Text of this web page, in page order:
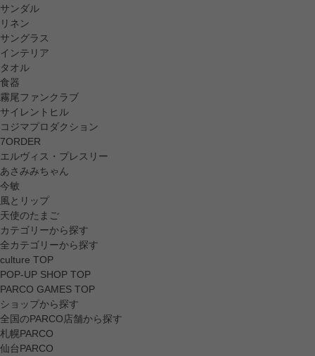
サンダル
リネン
サングラス
インテリア
タオル
食器
霧尾ファンクラブ
サイレントヒル
コジマプロダクション
7ORDER
エルヴィス・プレスリー
あさみみちゃん
今敏
風とリップ
天使のたまご
カテゴリーから探す
全カテゴリーから探す
culture TOP
POP-UP SHOP TOP
PARCO GAMES TOP
ショップから探す
全国のPARCO店舗から探す
札幌PARCO
仙台PARCO